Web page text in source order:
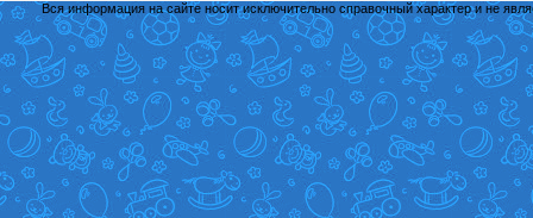
Вся информация на сайте носит исключительно справочный характер и не